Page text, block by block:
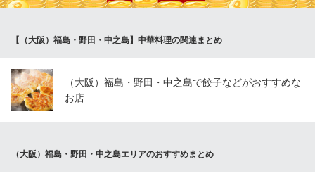
です。
マルジー餃子
阪神本線福島（阪神）駅 徒歩1分
大阪府大阪市福島区福島5-6-6 1F
【（大阪）福島・野田・中之島】中華料理の関連まとめ
（大阪）福島・野田・中之島で餃子などがおすすめな
お店
（大阪）福島・野田・中之島エリアのおすすめまとめ